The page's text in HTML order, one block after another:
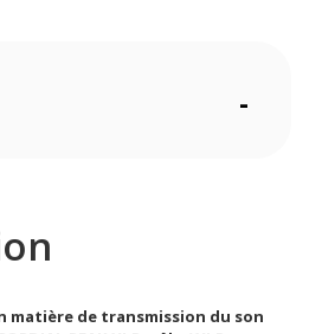
-
matière de transmission du son